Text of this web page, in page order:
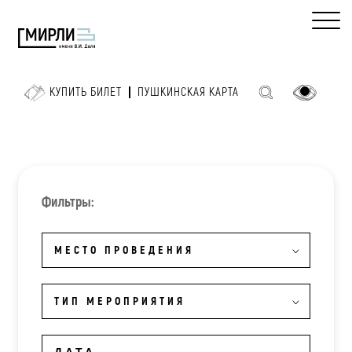
КУПИТЬ БИЛЕТ ПУШКИНСКАЯ КАРТА
Фильтры:
МЕСТО ПРОВЕДЕНИЯ
ТИП МЕРОПРИЯТИЯ